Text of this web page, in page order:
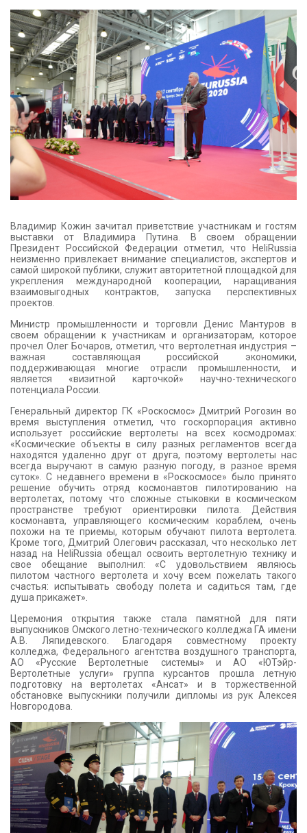
Владимир Кожин зачитал приветствие участникам и гостям
выставки от Владимира Путина. В своем обращении
Президент Российской Федерации отметил, что HeliRussia
неизменно привлекает внимание специалистов, экспертов и
самой широкой публики, служит авторитетной площадкой для
укрепления международной кооперации, наращивания
взаимовыгодных контрактов, запуска перспективных
проектов.
Министр промышленности и торговли Денис Мантуров в
своем обращении к участникам и организаторам, которое
прочел Олег Бочаров, отметил, что вертолетная индустрия –
важная составляющая российской экономики,
поддерживающая многие отрасли промышленности, и
является «визитной карточкой» научно-технического
потенциала России.
Генеральный директор ГК «Роскосмос» Дмитрий Рогозин во
время выступления отметил, что госкорпорация активно
использует российские вертолеты на всех космодромах:
«Космические объекты в силу разных регламентов всегда
находятся удаленно друг от друга, поэтому вертолеты нас
всегда выручают в самую разную погоду, в разное время
суток». С недавнего времени в «Роскосмосе» было принято
решение обучить отряд космонавтов пилотированию на
вертолетах, потому что сложные стыковки в космическом
пространстве требуют ориентировки пилота. Действия
космонавта, управляющего космическим кораблем, очень
похожи на те приемы, которым обучают пилота вертолета.
Кроме того, Дмитрий Олегович рассказал, что несколько лет
назад на HeliRussia обещал освоить вертолетную технику и
свое обещание выполнил: «С удовольствием являюсь
пилотом частного вертолета и хочу всем пожелать такого
счастья: испытывать свободу полета и садиться там, где
душа прикажет».
Церемония открытия также стала памятной для пяти
выпускников Омского летно-технического колледжа ГА имени
А.В. Ляпидевского. Благодаря совместному проекту
колледжа, Федерального агентства воздушного транспорта,
АО «Русские Вертолетные системы» и АО «ЮТэйр-
Вертолетные услуги» группа курсантов прошла летную
подготовку на вертолетах «Ансат» и в торжественной
обстановке выпускники получили дипломы из рук Алексея
Новгородова.